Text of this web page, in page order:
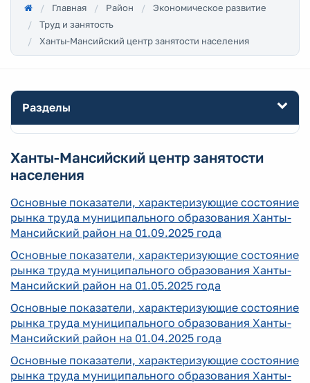
Главная Район
Экономическое развитие
Труд и занятость
Ханты-Мансийский центр занятости населения
Разделы
Ханты-Мансийский центр занятости
населения
Основные показатели, характеризующие состояние
рынка труда муниципального образования Ханты-
Мансийский район на 01.09.2025 года
Основные показатели, характеризующие состояние
рынка труда муниципального образования Ханты-
Мансийский район на 01.05.2025 года
Основные показатели, характеризующие состояние
рынка труда муниципального образования Ханты-
Мансийский район на 01.04.2025 года
Основные показатели, характеризующие состояние
рынка труда муниципального образования Ханты-